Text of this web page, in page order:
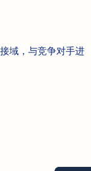
域，与竞争对手进